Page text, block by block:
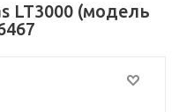
LT3000 (модель